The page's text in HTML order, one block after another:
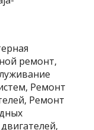
ремонт,
Ремонт
Ремонт